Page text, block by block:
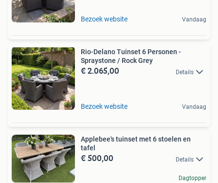
Bezoek website Vandaag
Rio-Delano Tuinset 6 Personen -
Spraystone / Rock Grey
€ 2.065,00 Details
Bezoek website Vandaag
Applebee's tuinset met 6 stoelen en
tafel
€ 500,00 Details
Dagtopper